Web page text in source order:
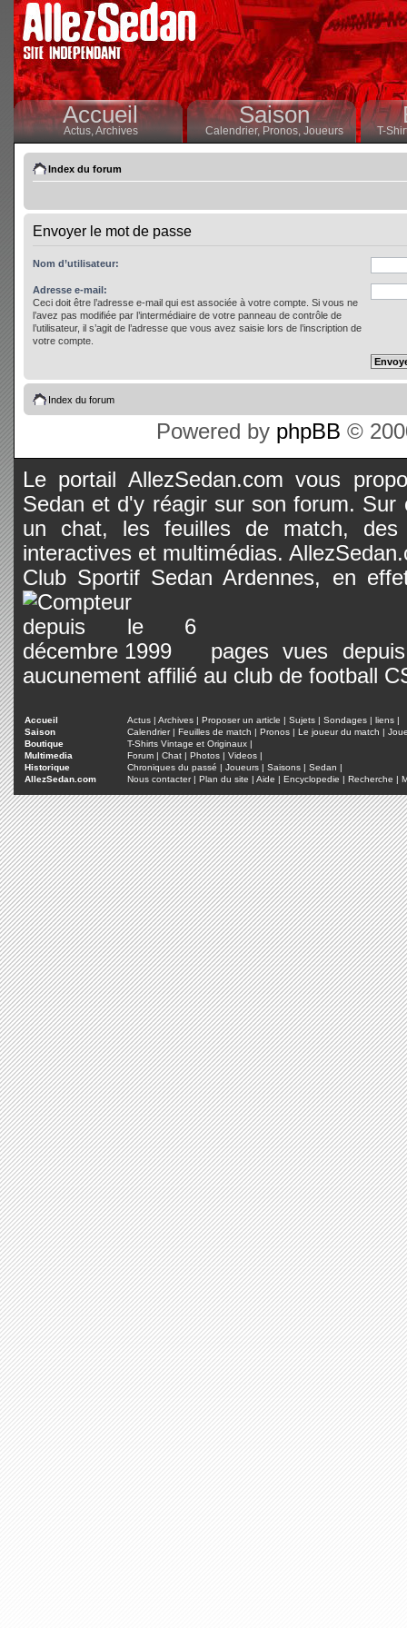
Accueil
Actus,Archives
Saison
Calendrier,Pronos, Joueurs T-
Index du forum
Envoyer le mot de passe
Nom d’utilisateur:
Adresse e-mail:
Ceci doit être l’adresse e-mail qui est associée à votre compte. Si vous ne
l’avez pas modifiée par l’intermédiaire de votre panneau de contrôle de
l’utilisateur, il s’agit de l’adresse que vous avez saisie lors de l’inscription de
votre compte.
Index du forum
Powered by phpBB ©
Le portail AllezSedan.com vous
Sedan et d'y réagir sur son forum.
un chat, les feuilles de match, des
interactives et multimédias.
Club Sportif Sedan Ardennes, en
pages vues
aucunement affilié au club de football
Accueil Actus | Archives | Proposer un article | Sujets | Sondages | liens |
Saison
Calendrier| Feuilles de match | Pronos | Le joueur du match |
Boutique
T-Shirts Vintage et Originaux |
Multimedia
Forum | Chat | Photos | Videos |
Historique
Chroniques du passé | Joueurs | Saisons | Sedan |
AllezSedan.com
Nous contacter| Plan du site | Aide | Encyclopedie | Recherche |